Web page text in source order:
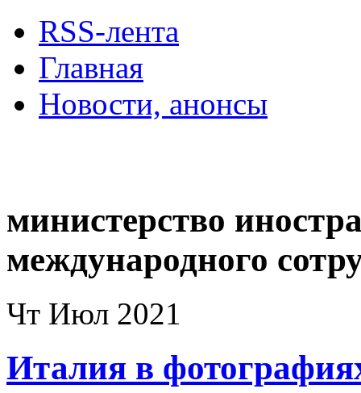
RSS-лента
Главная
Новости, анонсы
министерство
международного
Чт Июл 2021
Италия в